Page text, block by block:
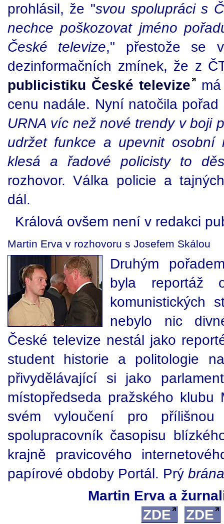
prohlásil, že "svou spolupráci s
nechce poškozovat jméno
České televize," přestože se
dezinformačních zmínek, že z
publicistiku České televize
cenu nadále. Nyní natočila
URNA víc než nové trendy v boji
udržet funkce a upevnit osobní
klesá a řadové policisty to
rozhovor. Válka policie a
dál.
Králová ovšem není v redakci
Martin Erva v rozhovoru s Josefem Skálou
Druhým
byla reportáž
komunistických
nebylo nic
České televize nestál jako
student historie a politologie
přivydělávající si jako
místopředseda pražského klubu
svém vyloučení pro přílišnou
spolupracovník časopisu
krajně pravicového
papírové obdoby Portál. Prý
Martin Erva a
ZDE
ZDE